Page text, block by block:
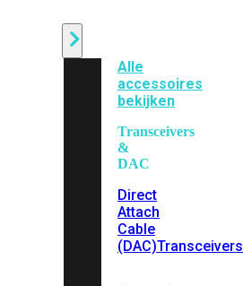
Alle
accessoires
bekijken
Transceivers
&
DAC
Direct
Attach
Cable
(DAC)Transceivers